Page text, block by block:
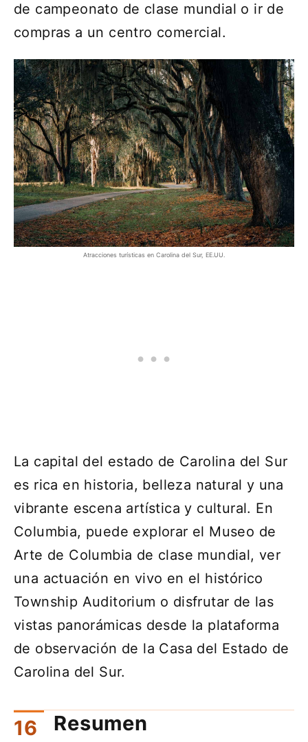
de campeonato de clase mundial o ir de
compras a un centro comercial.
Atracciones turísticas en Carolina del Sur, EE.UU.
La capital del estado de Carolina del Sur
es rica en historia, belleza natural y una
vibrante escena artística y cultural. En
Columbia, puede explorar el Museo de
Arte de Columbia de clase mundial, ver
una actuación en vivo en el histórico
Township Auditorium o disfrutar de las
vistas panorámicas desde la plataforma
de observación de la Casa del Estado de
Carolina del Sur.
Resumen